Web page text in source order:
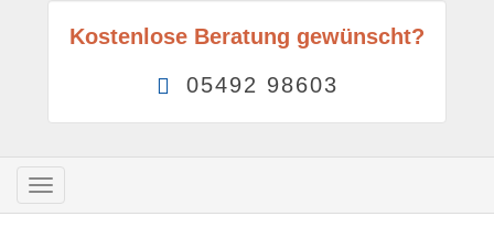
Kostenlose Beratung gewünscht?
05492 98603
Navigation
umschalten